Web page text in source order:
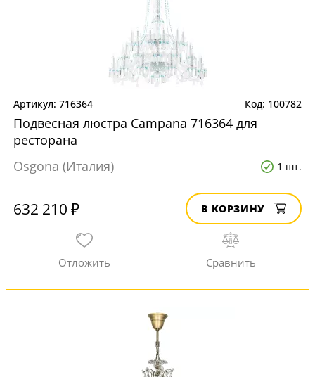
716364 100782
Подвесная люстра Campana 716364 для
ресторана
Osgona (Италия)
1 шт.
632 210 ₽ В КОРЗИНУ